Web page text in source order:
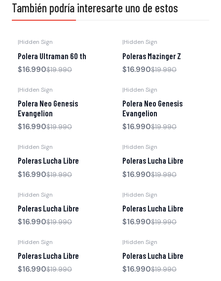
También podría interesarte uno de estos
|Hidden Sign
Polera Ultraman 60 th
$16.990$19.990
|Hidden Sign
Poleras Mazinger Z
$16.990$19.990
|Hidden Sign
Polera Neo Genesis
Evangelion
$16.990$19.990
|Hidden Sign
Polera Neo Genesis
Evangelion
$16.990$19.990
|Hidden Sign
Poleras Lucha Libre
$16.990$19.990
|Hidden Sign
Poleras Lucha Libre
$16.990$19.990
|Hidden Sign
Poleras Lucha Libre
$16.990$19.990
|Hidden Sign
Poleras Lucha Libre
$16.990$19.990
|Hidden Sign
Poleras Lucha Libre
$16.990$19.990
|Hidden Sign
Poleras Lucha Libre
$16.990$19.990